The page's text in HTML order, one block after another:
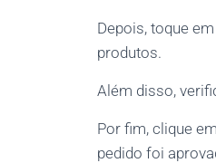
Depois, toque em
produtos.
Além disso,
Por fim, clique em
pedido foi